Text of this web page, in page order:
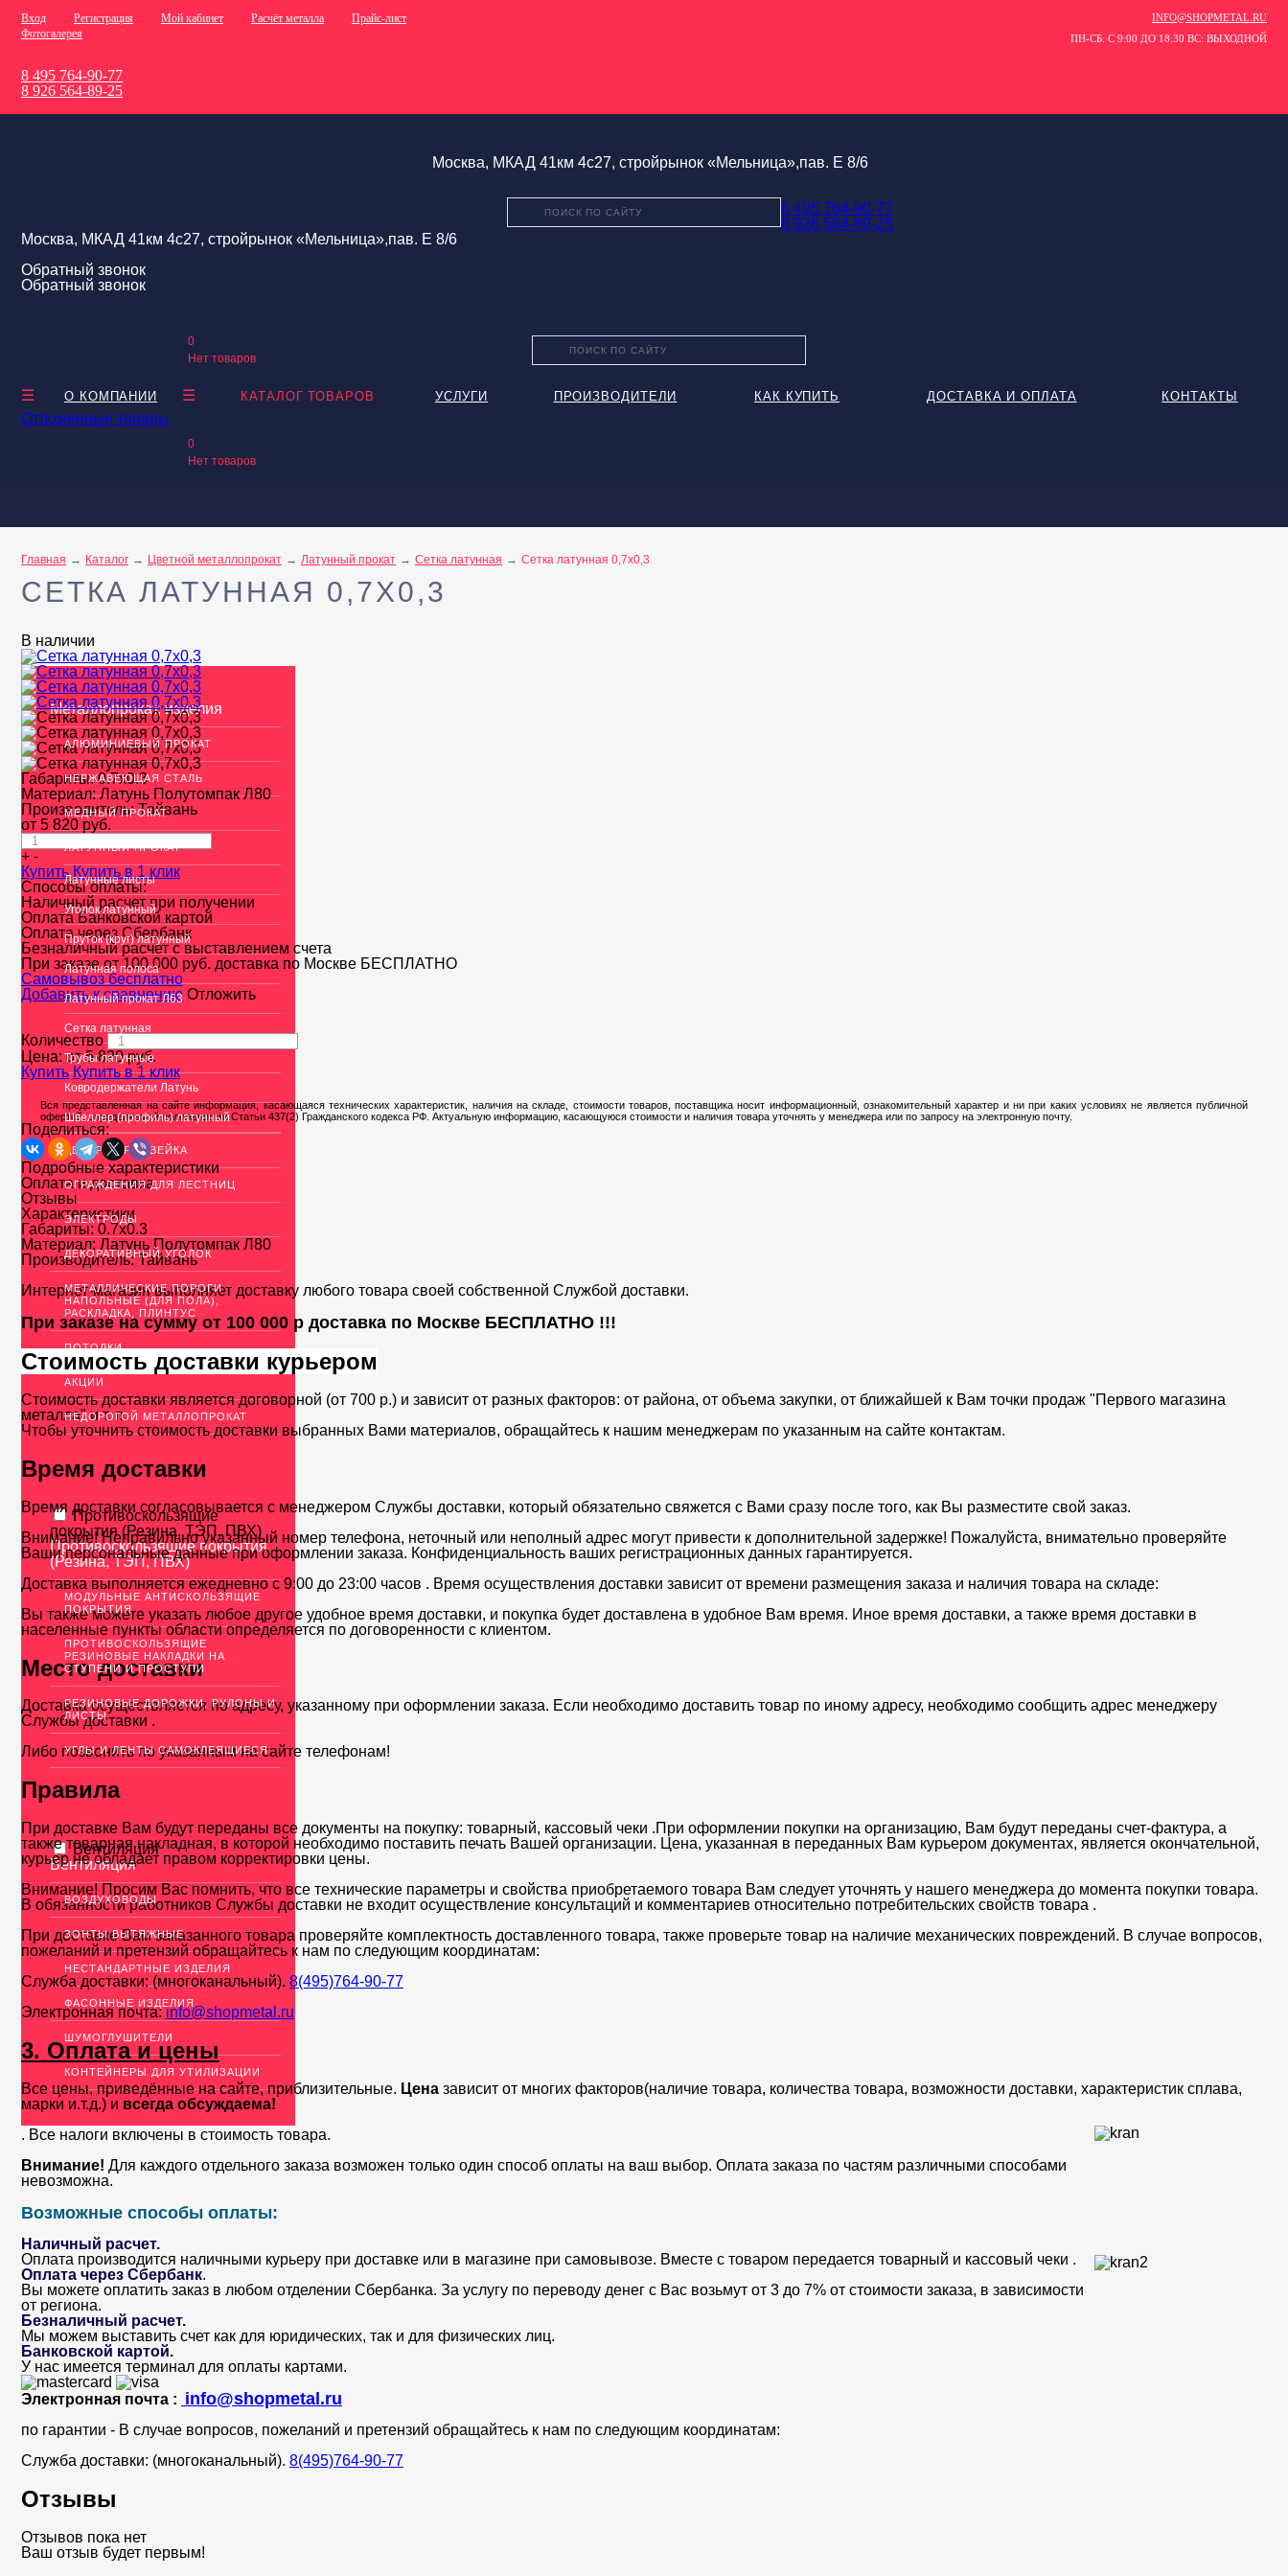
Вход Регистрация Мой кабинет Расчёт металла
Прайс-лист
Фотогалерея
INFO@SHOPMETAL.RU
ПН-СБ: С 9:00 ДО 18:30 ВС: ВЫХОДНОЙ
8 495 764-90-77
8 926 564-89-25
Москва, МКАД 41км 4с27, стройрынок «Мельница»,пав. Е 8/6
8 495 764-90-77
8 926 564-89-25
Москва, МКАД 41км 4с27, стройрынок «Мельница»,пав. Е 8/6
Обратный звонок
Обратный звонок
0
Нет товаров
О КОМПАНИИ КАТАЛОГ ТОВАРОВ УСЛУГИ ПРОИЗВОДИТЕЛИ КАК КУПИТЬ ДОСТАВКА И ОПЛАТА КОНТАКТЫ
Отложенные товары
0
Нет товаров
Главная Каталог Цветной металлопрокат Латунный прокат Сетка латунная Сетка латунная 0,7x0,3
СЕТКА ЛАТУННАЯ 0,7X0,3
Металлопрокат, изделия
АЛЮМИНИЕВЫЙ ПРОКАТ
НЕРЖАВЕЮЩАЯ СТАЛЬ
МЕДНЫЙ ПРОКАТ
ЛАТУННЫЙ ПРОКАТ
Латунные листы
Уголок латунный
Пруток (круг) латунный
Латунная полоса
Латунный прокат Л63
Сетка латунная
Трубы латунные
Ковродержатели Латунь
Швеллер (профиль) латунный
ДЕКОР НЕРЖАВЕЙКА
ОГРАЖДЕНИЯ ДЛЯ ЛЕСТНИЦ
ЭЛЕКТРОДЫ
ДЕКОРАТИВНЫЙ УГОЛОК
МЕТАЛЛИЧЕСКИЕ ПОРОГИ
НАПОЛЬНЫЕ (ДЛЯ ПОЛА),
РАСКЛАДКА, ПЛИНТУС
ПОТОЛКИ
АКЦИИ
НЕДОРОГОЙ МЕТАЛЛОПРОКАТ
Противоскользящие
покрытия (Резина, ТЭП, ПВХ)
Противоскользящие покрытия
(Резина, ТЭП, ПВХ)
МОДУЛЬНЫЕ АНТИСКОЛЬЗЯЩИЕ
ПОКРЫТИЯ
ПРОТИВОСКОЛЬЗЯЩИЕ
РЕЗИНОВЫЕ НАКЛАДКИ НА
СТУПЕНИ И ПРОСТУПИ
РЕЗИНОВЫЕ ДОРОЖКИ, РУЛОНЫ И
ЛИСТЫ
УГЛЫ И ЛЕНТЫ САМОКЛЕЯЩИЕСЯ
Вентиляция
Вентиляция
ВОЗДУХОВОДЫ
ЗОНТЫ ВЫТЯЖНЫЕ
НЕСТАНДАРТНЫЕ ИЗДЕЛИЯ
ФАСОННЫЕ ИЗДЕЛИЯ
ШУМОГЛУШИТЕЛИ
КОНТЕЙНЕРЫ ДЛЯ УТИЛИЗАЦИИ
В наличии
Габариты:0.7x0.3
Материал:Латунь Полутомпак Л80
Производитель:Тайвань
от 5 820 руб.
+ -
Купить Купить в 1 клик
Способы оплаты:
Наличный расчет при получении
Оплата Банковской картой
Оплата через Сбербанк
Безналичный расчет с выставлением счета
При заказе от 100 000 руб. доставка по Москве БЕСПЛАТНО
Cамовывоз бесплатно
Добавить к сравнению Отложить
Количество
Цена: от5 820руб.
Купить Купить в 1 клик
Вся представленная на сайте информация, касающаяся технических характеристик, наличия на складе, стоимости товаров, поставщика носит информационный, ознакомительный характер и ни при каких условиях не является публичной
офертой, определяемой положениями Статьи 437(2) Гражданского кодекса РФ. Актуальную информацию, касающуюся стоимости и наличия товара уточнять у менеджера или по запросу на электронную почту.
Поделиться:
Подробные характеристики
Оплата и доставка
Отзывы
Характеристики
Габариты: 0.7x0.3
Материал: Латунь Полутомпак Л80
Производитель:Тайвань
Интернет-магазин выполняет доставку любого товара своей собственной Службой доставки.
При заказе на сумму от 100 000 р доставка по Москве БЕСПЛАТНО !!!
Стоимость доставки курьером
Стоимость доставки является договорной (от 700 р.) и зависит от разных факторов: от района, от объема закупки, от ближайшей к Вам точки продаж "Первого магазина
металла" и т. п.
Чтобы уточнить стоимость доставки выбранных Вами материалов, обращайтесь к нашим менеджерам по указанным на сайте контактам.
Время доставки
Время доставки согласовывается с менеджером Службы доставки, который обязательно свяжется с Вами сразу после того, как Вы разместите свой заказ.
Внимание! Неправильно указанный номер телефона, неточный или неполный адрес могут привести к дополнительной задержке! Пожалуйста, внимательно проверяйте
Ваши персональные данные при оформлении заказа. Конфиденциальность ваших регистрационных данных гарантируется.
Доставка выполняется ежедневно с 9:00 до 23:00 часов . Время осуществления доставки зависит от времени размещения заказа и наличия товара на складе:
Вы также можете указать любое другое удобное время доставки, и покупка будет доставлена в удобное Вам время. Иное время доставки, а также время доставки в
населенные пункты области определяется по договоренности с клиентом.
Место доставки
Доставка осуществляется по адресу, указанному при оформлении заказа. Если необходимо доставить товар по иному адресу, необходимо сообщить адрес менеджеру
Службы доставки .
Либо позвонить по указанным на сайте телефонам!
Правила
При доставке Вам будут переданы все документы на покупку: товарный, кассовый чеки .При оформлении покупки на организацию, Вам будут переданы счет-фактура, а
также товарная накладная, в которой необходимо поставить печать Вашей организации. Цена, указанная в переданных Вам курьером документах, является окончательной,
курьер не обладает правом корректировки цены.
Внимание! Просим Вас помнить, что все технические параметры и свойства приобретаемого товара Вам следует уточнять у нашего менеджера до момента покупки товара.
В обязанности работников Службы доставки не входит осуществление консультаций и комментариев относительно потребительских свойств товара .
При доставке Вам заказанного товара проверяйте комплектность доставленного товара, также проверьте товар на наличие механических повреждений. В случае вопросов,
пожеланий и претензий обращайтесь к нам по следующим координатам:
Служба доставки: (многоканальный). 8(495)764-90-77
Электронная почта:info@shopmetal.ru
3. Оплата и цены
Все цены, приведённые на сайте, приблизительные. Цена зависит от многих факторов(наличие товара, количества товара, возможности доставки, характеристик сплава,
марки и.т.д.) и всегда обсуждаема!
. Все налоги включены в стоимость товара.
Внимание! Для каждого отдельного заказа возможен только один способ оплаты на ваш выбор. Оплата заказа по частям различными способами
невозможна.
Возможные способы оплаты:
Наличный расчет.
Оплата производится наличными курьеру при доставке или в магазине при самовывозе. Вместе с товаром передается товарный и кассовый чеки .
Оплата через Сбербанк.
Вы можете оплатить заказ в любом отделении Сбербанка. За услугу по переводу денег с Вас возьмут от 3 до 7% от стоимости заказа, в зависимости
от региона.
Безналичный расчет.
Мы можем выставить счет как для юридических, так и для физических лиц.
Банковской картой.
У нас имеется терминал для оплаты картами.
Электронная почта : info@shopmetal.ru
по гарантии - В случае вопросов, пожеланий и претензий обращайтесь к нам по следующим координатам:
Служба доставки: (многоканальный). 8(495)764-90-77
Отзывы
Отзывов пока нет
Ваш отзыв будет первым!